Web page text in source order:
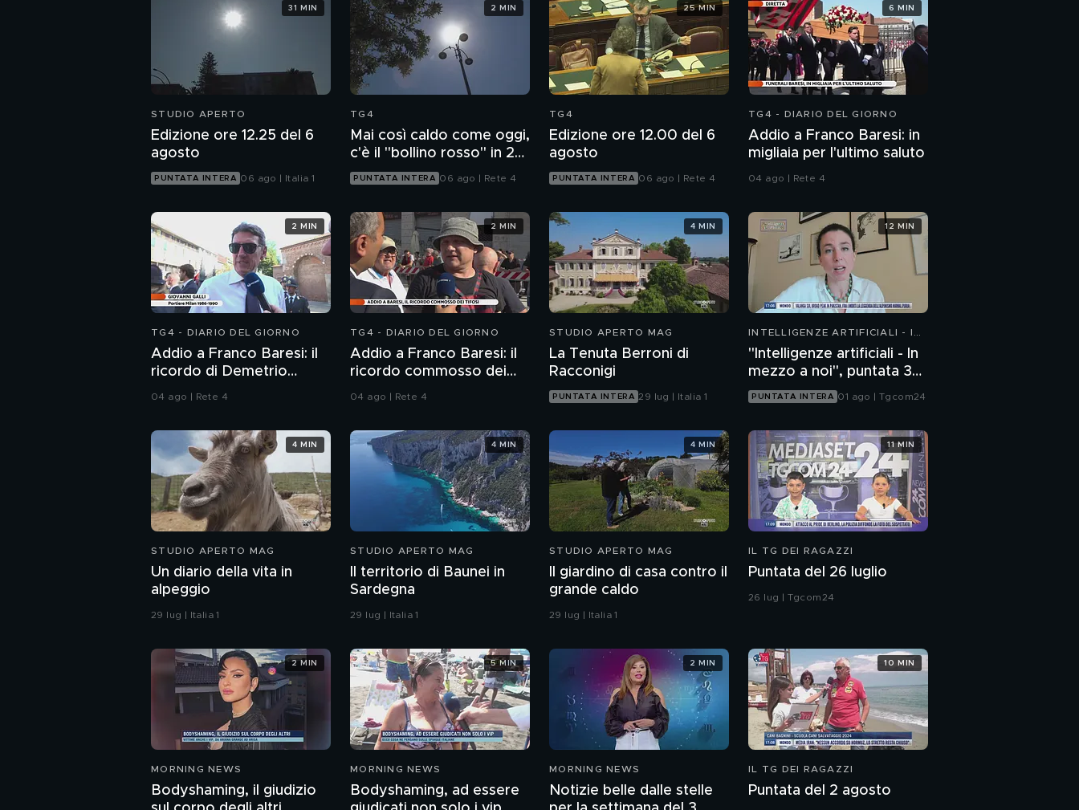
STUDIO APERTO
Edizione ore 12.25 del 6
agosto
PUNTATA INTERA 06 ago | Italia 1
31 MIN
TG4
Mai così caldo come oggi,
c'è il "bollino rosso" in 27
città
PUNTATA INTERA 06 ago | Rete 4
2 MIN
TG4
Edizione ore 12.00 del 6
agosto
PUNTATA INTERA 06 ago | Rete 4
25 MIN
TG4 - DIARIO DEL GIORNO
Addio a Franco Baresi: in
migliaia per l'ultimo saluto
04 ago | Rete 4
6 MIN
TG4 - DIARIO DEL GIORNO
Addio a Franco Baresi: il
ricordo di Demetrio
Albertini, Clarence
04 ago | Rete 4
2 MIN
TG4 - DIARIO DEL GIORNO
Addio a Franco Baresi: il
ricordo commosso dei
04 ago | Rete 4
2 MIN
STUDIO APERTO MAG
La Tenuta Berroni di
Racconigi
PUNTATA INTERA 29 lug | Italia 1
4 MIN
INTELLIGENZE ARTIFICIALI - IN
"Intelligenze artificiali - In
mezzo a noi", puntata 36:
chatbot emotivi e minori
PUNTATA INTERA 01 ago | Tgcom24
12 MIN
STUDIO APERTO MAG
Un diario della vita in
alpeggio
29 lug | Italia 1
4 MIN
STUDIO APERTO MAG
Il territorio di Baunei in
Sardegna
29 lug | Italia 1
4 MIN
STUDIO APERTO MAG
Il giardino di casa contro il
grande caldo
29 lug | Italia 1
4 MIN
IL TG DEI RAGAZZI
Puntata del 26 luglio
26 lug | Tgcom24
11 MIN
MORNING NEWS
Bodyshaming, il giudizio
2 MIN
MORNING NEWS
Bodyshaming, ad essere
5 MIN
MORNING NEWS
Notizie belle dalle stelle
2 MIN
IL TG DEI RAGAZZI
Puntata del 2 agosto
10 MIN